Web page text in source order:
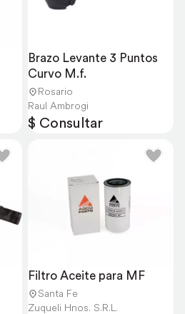
Brazo Levante 3 Puntos
Curvo M.f.
Rosario
Raul Ambrogi
$ Consultar
Filtro Aceite para MF
Santa Fe
Zuqueli Hnos. S.R.L.